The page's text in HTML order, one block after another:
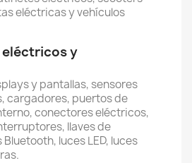
eléctricas y vehículos
y
y pantallas, sensores
cargadores, puertos de
conectores eléctricos,
llaves de
luces LED, luces